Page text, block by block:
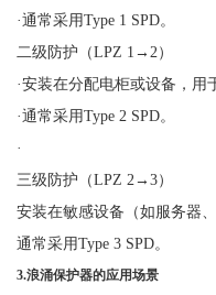
·通常采用Type 1 SPD。
二级防护（LPZ 1 → 2）
·安装在分配电柜或设备，用
·通常采用Type 2 SPD。
·
三级防护（LPZ 2→3）
安装在敏感设备（如服务器
通常采用Type 3 SPD。
3.浪涌保护器的应用场景